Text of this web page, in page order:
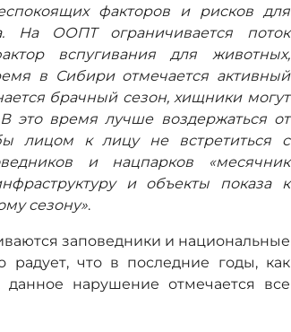
факторов и рисков для
На ООПТ ограничивается поток
вспугивания для животных,
в Сибири отмечается активный
брачный сезон, хищники могут
это время лучше воздержаться от
лицом к лицу не встретиться с
и нацпарков «месячник
и объекты показа к
сезону».
заповедники и национальные
радует, что в последние годы, как
данное нарушение отмечается все